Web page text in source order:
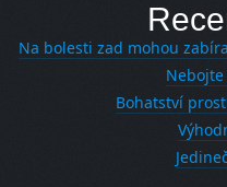
Na bolesti zad mohou
Bohatství